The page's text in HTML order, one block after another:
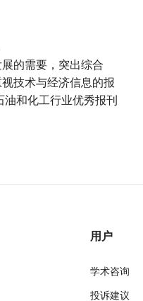
的需要，突出综合
技术与经济信息的报
和化工行业优秀报刊
用户
学术咨询
投诉建议